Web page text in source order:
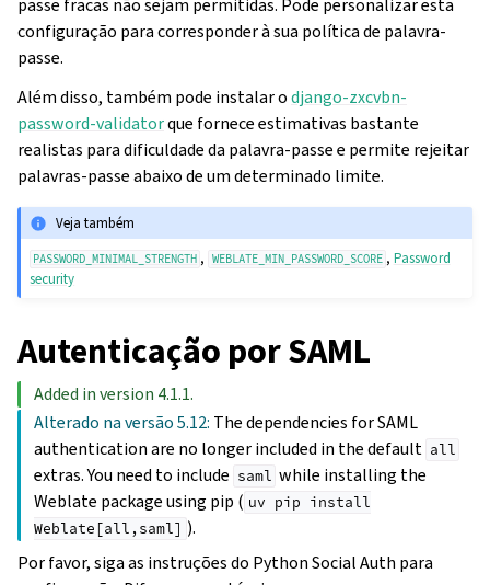
passe fracas não sejam permitidas. Pode personalizar esta
configuração para corresponder à sua política de palavra-
passe.
Além disso, também pode instalar odjango-zxcvbn-
password-validatorque fornece estimativas bastante
realistas para dificuldade da palavra-passe e permite rejeitar
palavras-passe abaixo de um determinado limite.
Veja também
PASSWORD_MINIMAL_STRENGTH , WEBLATE_MIN_PASSWORD_SCORE , Password
security
Autenticação por SAML
Added in version 4.1.1.
Alterado na versão 5.12: The dependencies for SAML
authentication are no longer included in the default all
extras. You need to include saml while installing the
Weblate package using pip ( uv pip install
Weblate[all,saml] ).
Por favor, siga as instruções do Python Social Auth para